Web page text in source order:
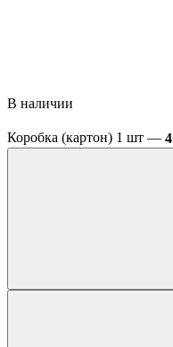
В наличии
Коробка (картон) 1 шт —